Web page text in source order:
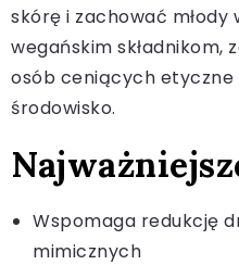
skórę i zachować młody
wegańskim składnikom,
osób ceniących etyczne
środowisko.
Wspomaga redukcję
mimicznych